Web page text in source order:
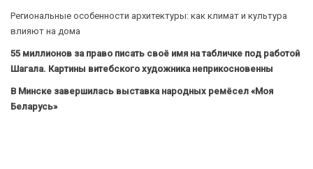
Региональные особенности архитектуры: как климат и культура
влияют на дома
55 миллионов за право писать своё имя на табличке под работой
Шагала. Картины витебского художника неприкосновенны
В Минске завершилась выставка народных ремёсел «Моя
Беларусь»